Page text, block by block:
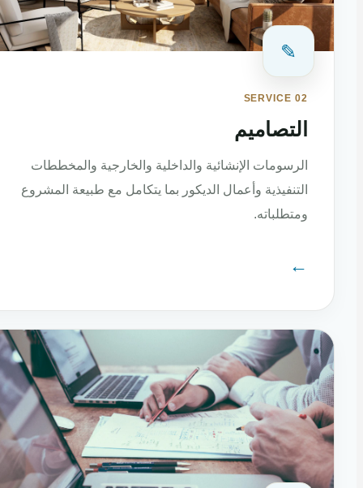
✎
SERVICE 02
التصاميم
الرسومات الإنشائية والداخلية والخارجية والمخططات
التنفيذية وأعمال الديكور بما يتكامل مع طبيعة المشروع
ومتطلباته.